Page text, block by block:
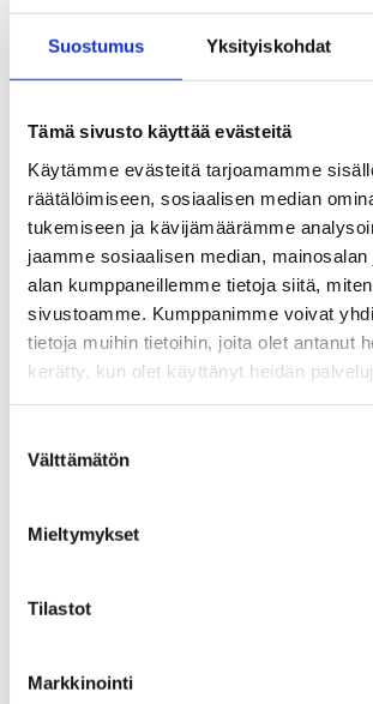
Suostumus Yksityiskohdat
Tämä sivusto käyttää evästeitä
Käytämme evästeitä tarjoamamme
räätälöimiseen, sosiaalisen median
tukemiseen ja kävijämäärämme
jaamme sosiaalisen median,
alan kumppaneillemme tietoja siitä,
sivustoamme. Kumppanimme voivat
tietoja muihin tietoihin, joita olet antanut
kerätty, kun olet käyttänyt heidän
valinta
Välttämätön
Mieltymykset
Tilastot
Markkinointi